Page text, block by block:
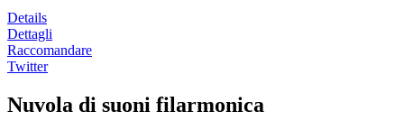
Details
Dettagli
Raccomandare
Twitter
Nuvola di suoni filarmonica